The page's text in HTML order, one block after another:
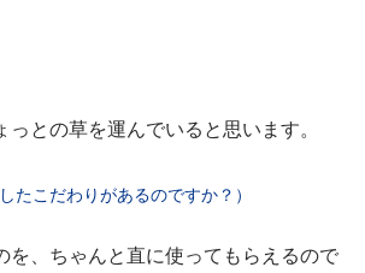
っとの草を運んでいると思います。
たこだわりがあるのですか？）
を、ちゃんと直に使ってもらえるので